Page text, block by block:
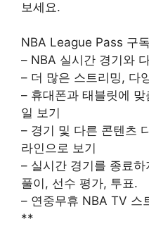
보세요.
NBA League Pass 구
– NBA 실시간 경기와
– 더 많은 스트리밍, 다
– 휴대폰과 태블릿에
일 보기
– 경기 및 다른 콘텐츠
라인으로 보기
– 실시간 경기를 종료
풀이, 선수 평가, 투표.
– 연중무휴 NBA TV 스
**